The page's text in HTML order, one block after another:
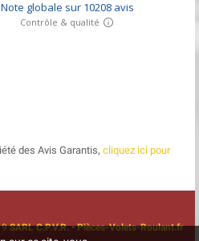
des Avis Garantis, cliquez ici pour
SARL C.P.V.R. • Pièces-Volets-Roulant.fr